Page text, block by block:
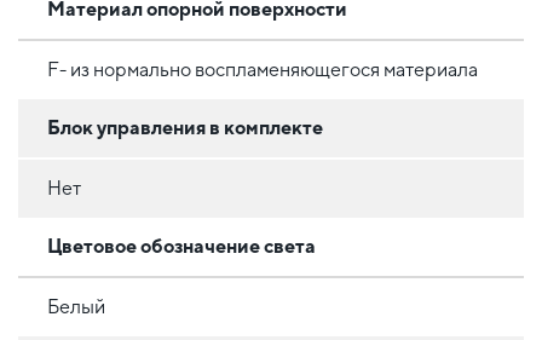
Материал опорной поверхности
F- из нормально воспламеняющегося материала
Блок управления в комплекте
Нет
Цветовое обозначение света
Белый